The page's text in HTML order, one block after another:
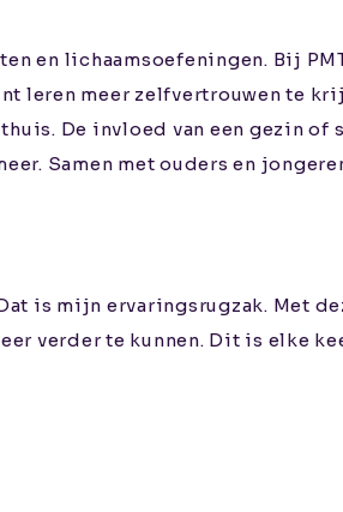
lichaamsoefeningen. Bij
leren meer zelfvertrouwen te
De invloed van een gezin of
Samen met ouders en
is mijn ervaringsrugzak. Met
verder te kunnen. Dit is elke